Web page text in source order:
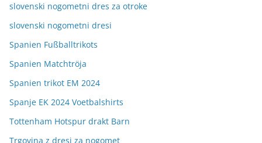
slovenski nogometni dres za otroke
slovenski nogometni dresi
Spanien Fußballtrikots
Spanien Matchtröja
Spanien trikot EM 2024
Spanje EK 2024 Voetbalshirts
Tottenham Hotspur drakt Barn
Trgovina z dresi za nogomet